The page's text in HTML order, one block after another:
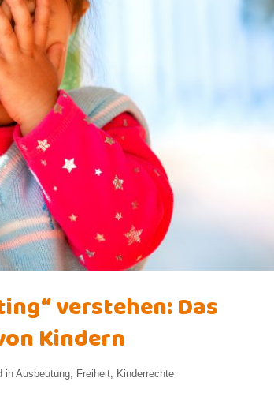
verstehen: Das
Kindern
in Ausbeutung, Freiheit, Kinderrechte